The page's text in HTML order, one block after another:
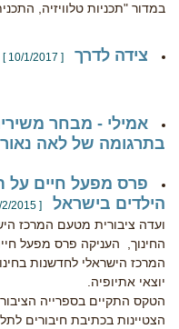
במדור "תכניות טלוויזיה,
צידה לדרך [ 10/1/2017 ]
אמילי - מבחר
בתרגומה של לאה נאור
פרס מפעל חיים על
הילדים בישראל
[ 17/2/2015 ]
ועדה ציבורית מטעם המרכז
החינוך, העניקה פרס מפעל
המרכז הישראלי לחדשנות
יוצאי אתיופיה.
הטקס התקיים בספרייה
הצטיינות בכתיבת חיבורים